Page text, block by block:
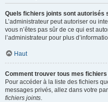
Quels fichiers joints sont autorisés
L’administrateur peut autoriser ou
vous n’êtes pas sûr de ce qui est
l’administrateur pour plus
Haut
Comment trouver tous mes
Pour accéder à la liste des fichiers
messages privés, allez dans votre
fichiers joints.